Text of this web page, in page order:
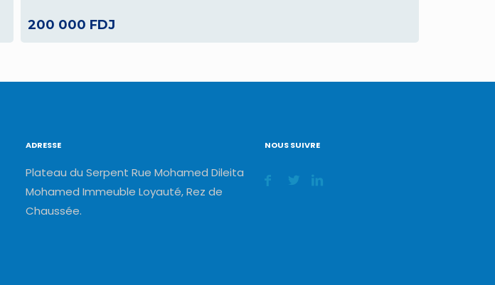
200 000 FDJ
ADRESSE
Plateau du Serpent Rue Mohamed Dileita
Mohamed Immeuble Loyauté, Rez de
Chaussée.
NOUS SUIVRE